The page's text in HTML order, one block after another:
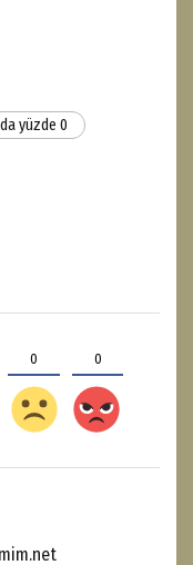
yüzde 0
0 0